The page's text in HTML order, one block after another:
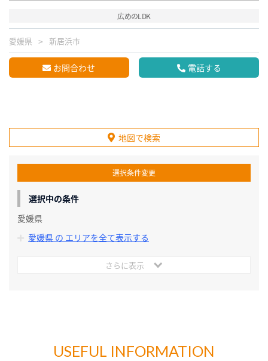
広めのLDK
愛媛県 新居浜市
お問合わせ 電話する
地図で検索
選択条件変更
選択中の条件
愛媛県
愛媛県 の エリアを全て表示する
さらに表示
USEFUL INFORMATION